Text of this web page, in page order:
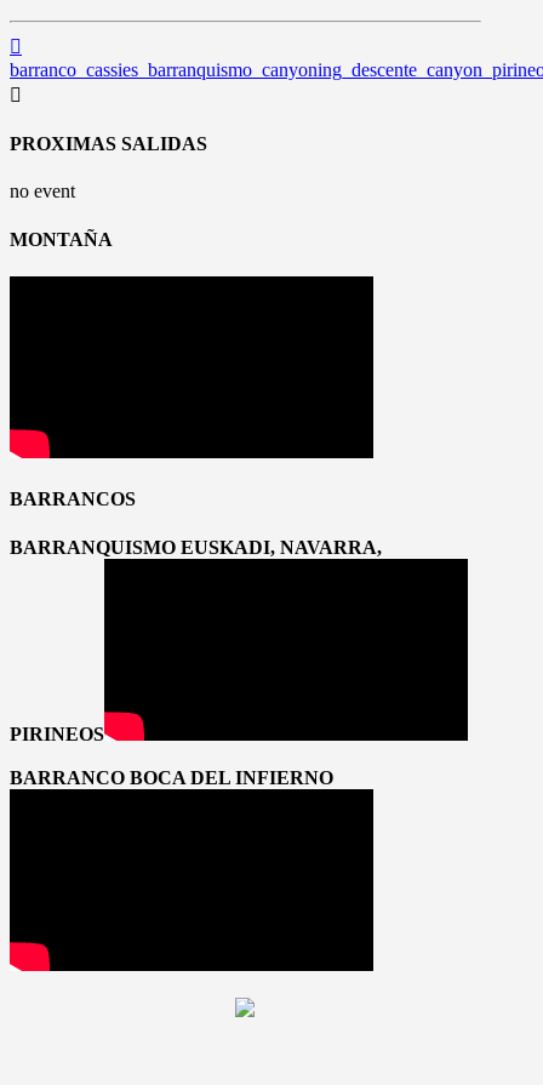
PROXIMAS SALIDAS
no event
MONTAÑA
BARRANCOS
BARRANQUISMO EUSKADI, NAVARRA,
PIRINEOS
BARRANCO BOCA DEL INFIERNO